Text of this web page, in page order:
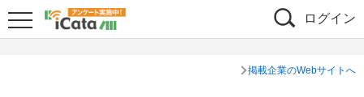
ログイン
掲載企業のWebサイトへ